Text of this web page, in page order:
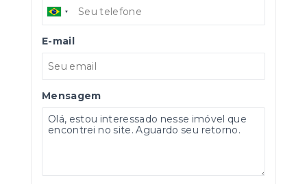
E-mail
Mensagem